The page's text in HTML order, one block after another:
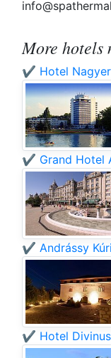
More hotels
✔️ Hotel
✔️ Grand Hotel
✔️ Andrássy
✔️ Hotel